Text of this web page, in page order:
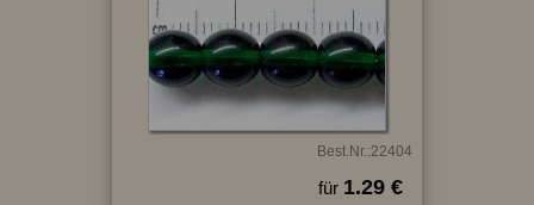
Best.Nr.:22404
für 1.29 €